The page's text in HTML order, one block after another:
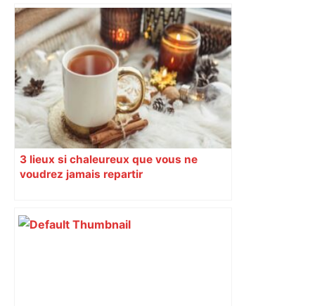
Labège, près de Toulouse
3 lieux si chaleureux que vous ne
voudrez jamais repartir